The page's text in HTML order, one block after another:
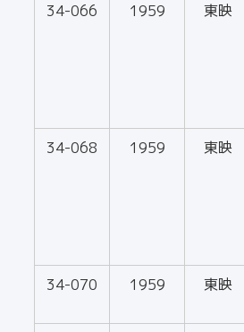
34-066 1959 東映
34-068 1959 東映
34-070 1959 東映